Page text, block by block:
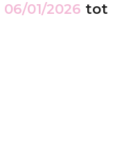
06/01/2026 tot